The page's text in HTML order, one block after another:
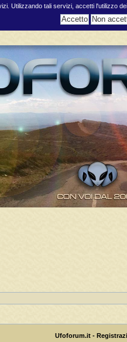
Utilizzando tali servizi, accetti l'utilizzo
Ufoforum.it -